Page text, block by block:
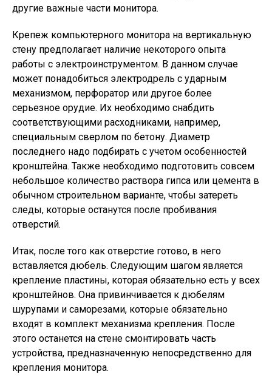
другие важные части монитора.
Крепеж компьютерного монитора на вертикальную
стену предполагает наличие некоторого опыта
работы с электроинструментом. В данном случае
может понадобиться электродрель с ударным
механизмом, перфоратор или другое более
серьезное орудие. Их необходимо снабдить
соответствующими расходниками, например,
специальным сверлом по бетону. Диаметр
последнего надо подбирать с учетом особенностей
кронштейна. Также необходимо подготовить совсем
небольшое количество раствора гипса или цемента в
обычном строительном варианте, чтобы затереть
следы, которые останутся после пробивания
отверстий.
Итак, после того как отверстие готово, в него
вставляется дюбель. Следующим шагом является
крепление пластины, которая обязательно есть у всех
кронштейнов. Она привинчивается к дюбелям
шурупами и саморезами, которые обязательно
входят в комплект механизма крепления. После
этого останется на стене смонтировать часть
устройства, предназначенную непосредственно для
крепления монитора.